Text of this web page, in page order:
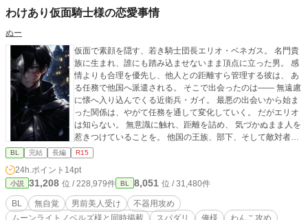
わけあり仮面騎士様の恋愛事情
ぬー
仮面で素顔を隠す、若き騎士団長エリオ・ベネガス。 名門貴
族に生まれ、誰にも踏み込ませないまま頂点に立った男。 感
情よりも合理を優先し、他人との距離すら管理する彼は、 あ
る任務で他国へ派遣される。 そこで出会ったのは—— 無遠慮
に懐へ入り込んでくる近衛兵・ガイ。 最悪の出会いから始ま
った関係は、やがて任務を通して変化していく。 だがエリオ
は知らない。 無意識に触れ、距離を詰め、 気づかぬまま人を
惹きつけていることを。 他国の王族、部下、そして敵対者ま
でも 彼の存在に執着していく。 隠されていた素顔が明らかに
なった時、 すべての関係は大きく歪み始める。 これは、愛を
知らない騎士団長が、 無自覚のまま“愛されていく”物語。
BL 完結 長編 R15
24h.ポイント 14pt
小説 31,208 位 / 228,979件 BL 8,051 位 / 31,480件
BL 無自覚 男前美人受け
不器用攻め
ムーンライトノベルズ様と同時掲載
スパダリ 俺様
わんこ攻め